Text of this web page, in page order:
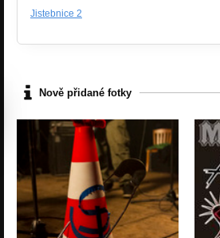
Jistebnice 2
Nově přidané fotky